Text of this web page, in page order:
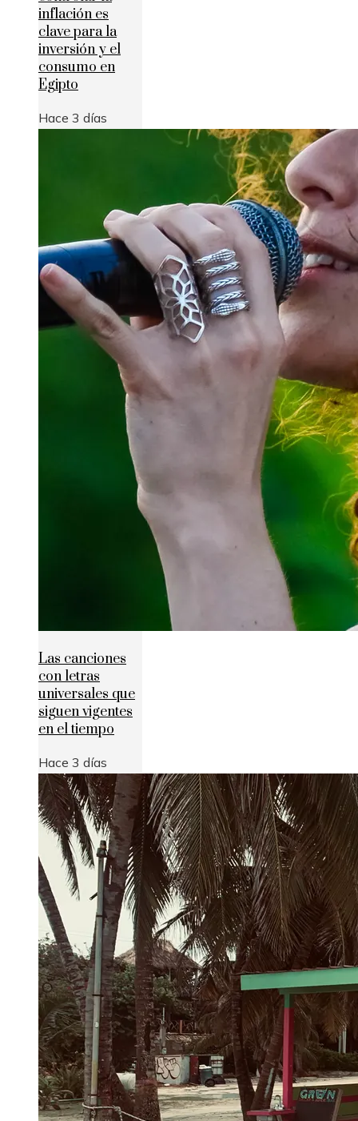
inflación es
clave para la
inversión y el
consumo en
Egipto
Hace 3 días
Las canciones
con letras
universales que
siguen vigentes
en el tiempo
Hace 3 días